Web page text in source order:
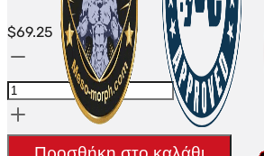
$69.25
Ultima-
5-
10mg